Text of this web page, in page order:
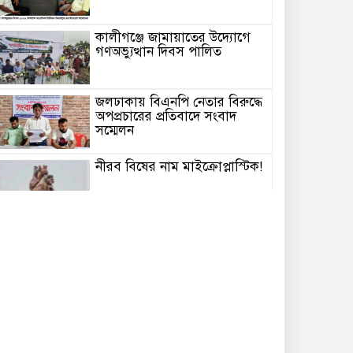
কালীগঞ্জে জামায়াতের উদ্যোগে
গণঅভ্যুত্থান দিবস পালিত
জলঢাকায় বিএনপি নেতার বিরুদ্ধে
অপপ্রচারের প্রতিবাদে সংবাদ
সম্মেলন
নীরব বিষের নাম মাইক্রোপ্লাস্টিক!